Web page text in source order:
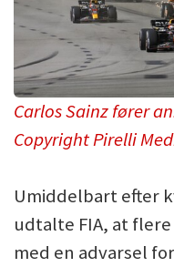
Carlos Sainz fører
Copyright Pirelli
Umiddelbart efter
udtalte FIA, at
med en advarsel